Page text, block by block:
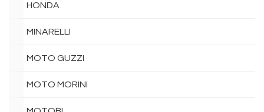
HONDA
MINARELLI
MOTO GUZZI
MOTO MORINI